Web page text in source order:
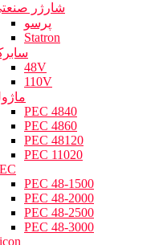
شارژر
پرسو
Statron
48V
110V
PEC 4840
PEC 4860
PEC 48120
PEC 11020
PEC 48-1500
PEC 48-2000
PEC 48-2500
PEC 48-3000